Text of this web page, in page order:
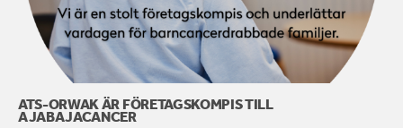
ATS-ORWAK ÄR FÖRETAGSKOMPIS TILL
AJABAJACANCER